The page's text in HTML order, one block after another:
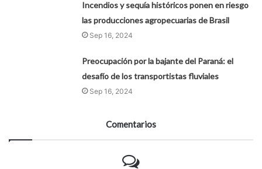
Incendios y sequía históricos ponen en riesgo
las producciones agropecuarias de Brasil
Sep 16, 2024
Preocupación por la bajante del Paraná: el
desafío de los transportistas fluviales
Sep 16, 2024
Comentarios